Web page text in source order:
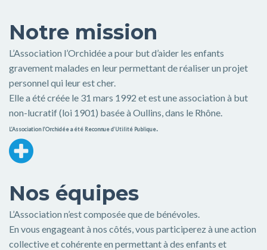
Notre mission
L’Association l’Orchidée a pour but d’aider les enfants
gravement malades en leur permettant de réaliser un projet
personnel qui leur est cher.
Elle a été créée le 31 mars 1992 et est une association à but
non-lucratif (loi 1901) basée à Oullins, dans le Rhône.
L’Association l’Orchidée a été Reconnue d’Utilité Publique.
Nos équipes
L’Association n’est composée que de bénévoles.
En vous engageant à nos côtés, vous participerez à une action
collective et cohérente en permettant à des enfants et